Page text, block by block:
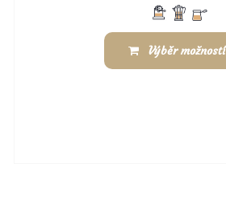
Výběr možností